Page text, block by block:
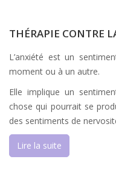
THÉRAPIE CONTRE
L’anxiété est un
moment ou à un autre.
Elle implique un
chose qui pourrait se
des sentiments de
Lire la suite